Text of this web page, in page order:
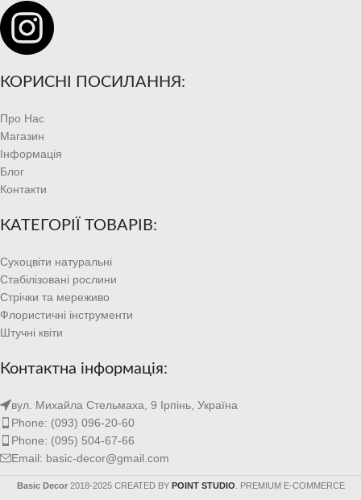
КОРИСНІ ПОСИЛАННЯ:
Про Нас
Магазин
Інформація
Блог
Контакти
КАТЕГОРІЇ ТОВАРІВ:
Сухоцвіти натуральні
Стабілізовані рослини
Стрічки та мереживо
Флористичні інструменти
Штучні квіти
Контактна інформація:
вул. Михайла Стельмаха, 9 Ірпінь, Україна
Phone: (093) 096-20-60
Phone: (095) 504-67-66
Email: basic-decor@gmail.com
Basic Decor 2018-2025 CREATED BY POINT STUDIO . PREMIUM E-COMMERCE